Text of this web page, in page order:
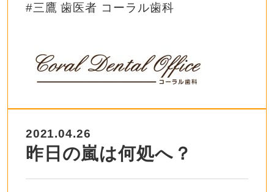
#三鷹 歯医者 コーラル歯科
2021.04.26
昨日の嵐は何処へ？